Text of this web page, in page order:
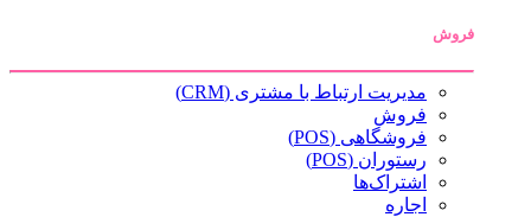
فروش
مدیریت ارتباط با مشتری (CRM)
فروش
فروشگاهی (POS)
رستوران (POS)
اشتراک‌ها
اجاره